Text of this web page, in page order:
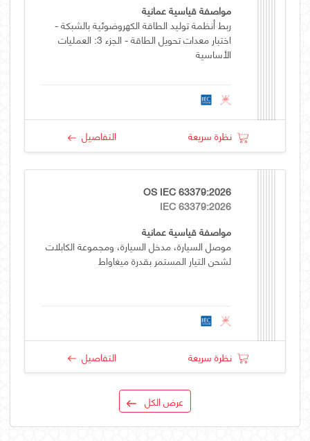
مواصفة قياسية عمانية
ربط أنظمة توليد الطاقة الكهروضوئية بالشبكة -
اختبار معدات تحويل الطاقة - الجزء 3: العمليات
الأساسية
نظرة سريعة التفاصيل
OS IEC 63379:2026
IEC 63379:2026
مواصفة قياسية عمانية
موصل السيارة، مدخل السيارة، ومجموعة الكابلات
لشحن التيار المستمر بقدرة ميغاواط
نظرة سريعة التفاصيل
عرض الكل